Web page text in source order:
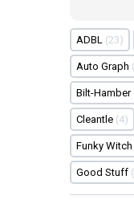
ADBL 23
Auto Graph
Bilt-Hamber
Cleantle 4
Funky Witch
Good Stuff